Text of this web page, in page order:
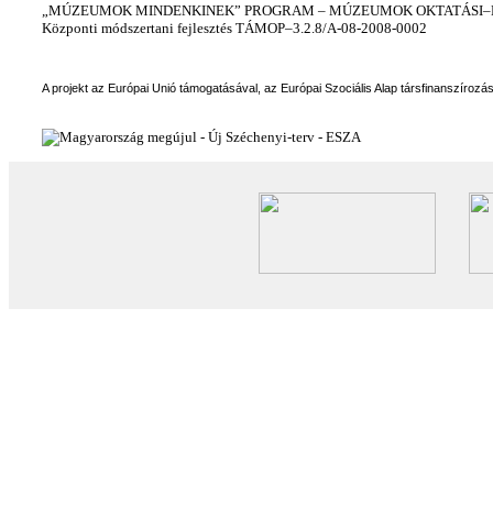
„MÚZEUMOK MINDENKINEK” PROGRAM – MÚZEUMOK
Központi módszertani fejlesztés TÁMOP–3.2.8/A-08-2008-0002
A projekt az Európai Unió támogatásával, az Európai Szociális Alap